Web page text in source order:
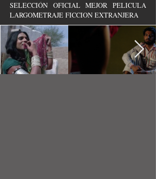
SELECCIÓN OFICIAL MEJOR PELICULA
LARGOMETRAJE FICCION EXTRANJERA